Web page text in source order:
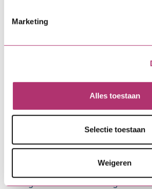
Marketing
Alles toestaan
Selectie toestaan
Weigeren
€ 10.000,-
* De rente wordt vastgesteld op
binnenkomst van de aanvraag en
de gehele looptijd. Mogelijk is de
** Dit zijn de totale kosten voor het